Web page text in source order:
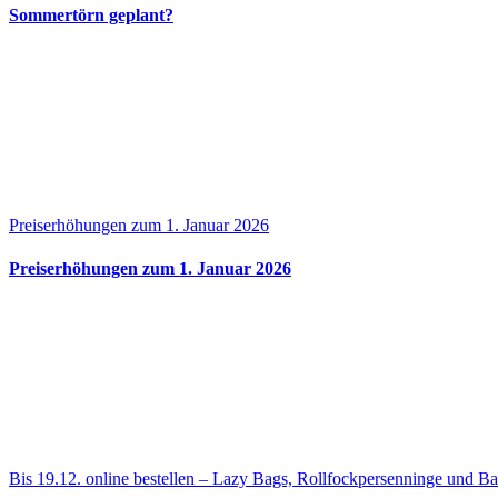
Sommertörn geplant?
Preiserhöhungen zum 1. Januar 2026
Preiserhöhungen zum 1. Januar 2026
Bis 19.12. online bestellen – Lazy Bags, Rollfockpersenninge und